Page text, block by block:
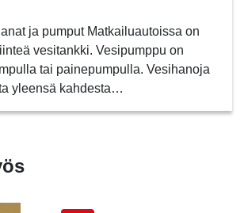
ja pumput Matkailuautoissa on
vesitankki. Vesipumppu on
tai painepumpulla. Vesihanoja
yleensä kahdesta…